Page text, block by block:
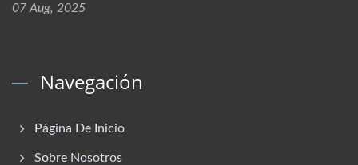
07 Aug, 2025
Navegación
Página De Inicio
Sobre Nosotros